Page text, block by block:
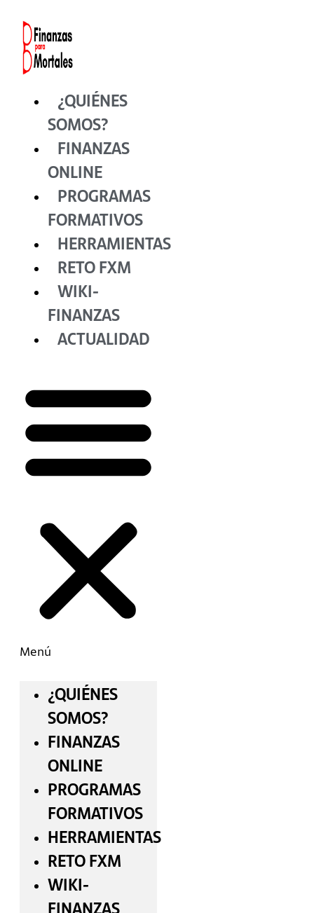
contenido
¿QUIÉNES
SOMOS?
FINANZAS
ONLINE
PROGRAMAS
FORMATIVOS
HERRAMIENTAS
RETO FXM
WIKI-
FINANZAS
ACTUALIDAD
Menú
¿QUIÉNES
SOMOS?
FINANZAS
ONLINE
PROGRAMAS
FORMATIVOS
HERRAMIENTAS
RETO FXM
WIKI-
FINANZAS